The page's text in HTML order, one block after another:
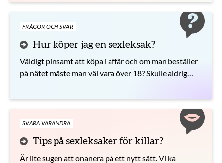
FRÅGOR OCH SVAR
Hur köper jag en sexleksak?
Väldigt pinsamt att köpa i affär och om man beställer
på nätet måste man väl vara över 18? Skulle aldrig
pinsamt.
SVARA VARANDRA
Tips på sexleksaker för killar?
Är lite sugen att onanera på ett nytt sätt. Vilka